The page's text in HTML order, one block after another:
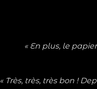
« En plus, le
« Très, très, très bon !